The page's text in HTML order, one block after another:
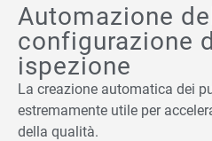
Automazione
configurazione
ispezione
La creazione automatica dei
estremamente utile per
della qualità.